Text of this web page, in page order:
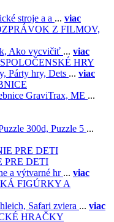
stroje a a ... viac
Z FILMOV,
Ako vycvičiť ... viac
SPOLOČENSKÉ HRY
Párty hry, Dets ... viac
GraviTrax, ME ...
300d, Puzzle 5 ...
PRE DETI
a výtvarné hr ... viac
FIGÚRKY A
Safari zviera ... viac